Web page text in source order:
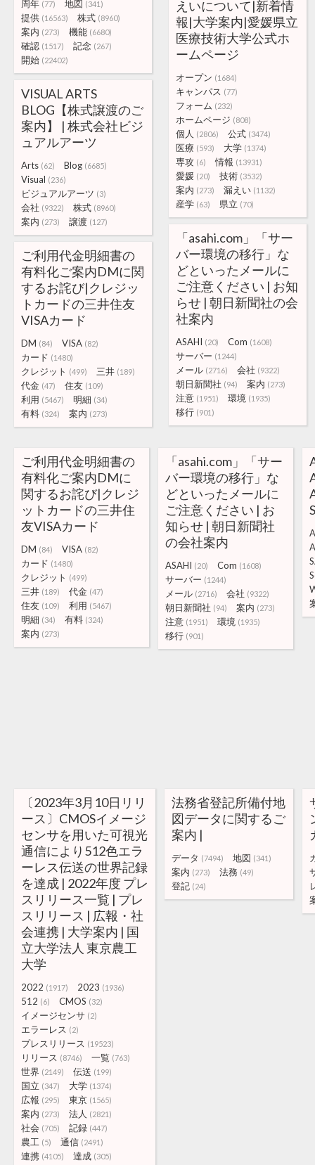
周年 (77) 地図 (341)
提供 (16563) 株式 (8960)
案内 (273) 機能 (6680)
確認 (1517) 記念 (267)
開始 (22402)
えいについて|新着情
報|大学案内|愛媛県立
医療技術大学公式ホ
ームページ
オープン (1684)
キャンパス (77)
フォーム (232)
ホームページ (808)
個人 (2806) 公式 (3474)
医療 (593) 大学 (1374)
専攻 (6) 情報 (13931)
愛媛 (20) 技術 (3532)
案内 (273) 漏えい (1132)
産学 (63) 県立 (70)
VISUAL ARTS
BLOG【株式譲渡のご
案内】 | 株式会社ビジ
ュアルアーツ
Arts (62) Blog (6685)
Visual (236)
ビジュアルアーツ (3)
会社 (9322) 株式 (8960)
案内 (273) 譲渡 (127)
「asahi.com」「サー
バー環境の移行」な
どといったメールに
ご注意ください | お知
らせ | 朝日新聞社の会
社案内
ASAHI (20) Com (1608)
サーバー (1244)
メール (2716) 会社 (9322)
朝日新聞社 (94) 案内 (273)
注意 (1951) 環境 (1935)
移行 (901)
ご利用代金明細書の
有料化ご案内DMに関
するお詫び|クレジッ
トカードの三井住友
VISAカード
DM (84) VISA (82)
カード (1480)
クレジット (499) 三井 (189)
代金 (47) 住友 (109)
利用 (5467) 明細 (34)
有料 (324) 案内 (273)
ご利用代金明細書の
有料化ご案内DMに
関するお詫び|クレジ
ットカードの三井住
友VISAカード
DM (84) VISA (82)
カード (1480)
クレジット (499)
三井 (189) 代金 (47)
住友 (109) 利用 (5467)
明細 (34) 有料 (324)
案内 (273)
「asahi.com」「サー
バー環境の移行」な
どといったメールに
ご注意ください | お
知らせ | 朝日新聞社
の会社案内
ASAHI (20) Com (1608)
サーバー (1244)
メール (2716) 会社 (9322)
朝日新聞社 (94) 案内 (273)
注意 (1951) 環境 (1935)
移行 (901)
〔2023年3月10日リリ
ース〕CMOSイメージ
センサを用いた可視光
通信により512色エラ
ーレス伝送の世界記録
を達成 | 2022年度 プレ
スリリース一覧 | プレ
スリリース | 広報・社
会連携 | 大学案内 | 国
立大学法人 東京農工
大学
2022 (1917) 2023 (1936)
512 (6) CMOS (32)
イメージセンサ (2)
エラーレス (2)
プレスリリース (19523)
リリース (8746) 一覧 (763)
世界 (2149) 伝送 (199)
国立 (347) 大学 (1374)
広報 (295) 東京 (1565)
案内 (273) 法人 (2821)
社会 (705) 記録 (447)
農工 (5) 通信 (2491)
連携 (4105) 達成 (305)
法務省登記所備付地
図データに関するご
案内 |
データ (7494) 地図 (341)
案内 (273) 法務 (49)
登記 (24)